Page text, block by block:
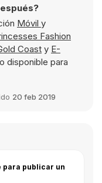
Móvil y
Fashion
Coast y E-
disponible para
20 feb 2019
para publicar un